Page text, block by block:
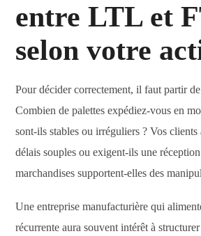
entre LTL et
selon votre
Pour décider correctement, il faut partir
Combien de palettes expédiez-vous en
sont-ils stables ou irréguliers ? Vos clients
délais souples ou exigent-ils une
marchandises supportent-elles des
Une entreprise manufacturière qui
récurrente aura souvent intérêt à